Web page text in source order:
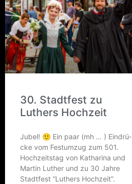
30. Stadt­fest zu
Luthers Hochzeit
Jubel! 🙂 Ein paar (mh … ) Ein­drü­
cke vom Fest­um­zug zum 501.
Hoch­zeits­tag von Katha­ri­na und
Mar­tin Luther und zu 30 Jah­re
Stadt­fest “Luthers Hochzeit”.